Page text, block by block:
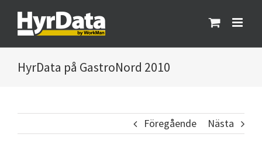
innehållet
HyrData på GastroNord 2010
Föregående Nästa